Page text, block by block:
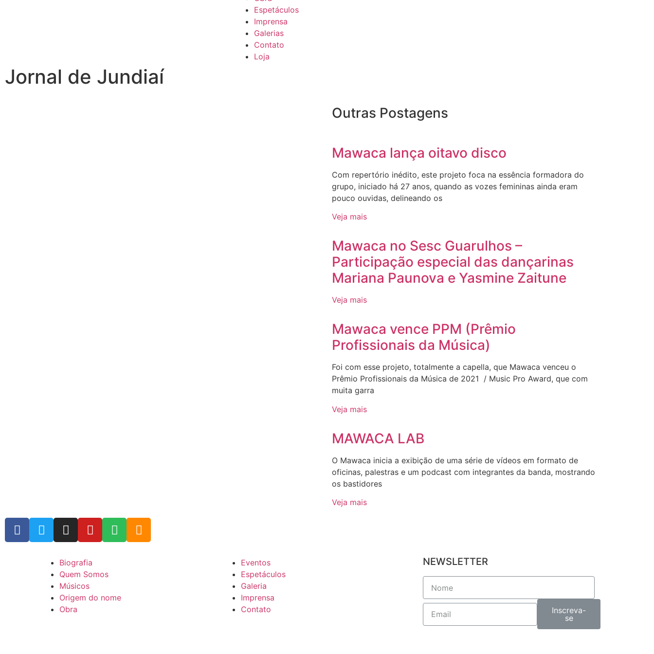
Espetáculos
Imprensa
Galerias
Contato
Loja
Jornal de Jundiaí
Outras Postagens
Mawaca lança oitavo disco
Com repertório inédito, este projeto foca na essência formadora do
grupo, iniciado há 27 anos, quando as vozes femininas ainda eram
pouco ouvidas, delineando os
Veja mais
Mawaca no Sesc Guarulhos –
Participação especial das dançarinas
Mariana Paunova e Yasmine Zaitune
Veja mais
Mawaca vence PPM (Prêmio
Profissionais da Música)
Foi com esse projeto, totalmente a capella, que Mawaca venceu o
Prêmio Profissionais da Música de 2021 / Music Pro Award, que com
muita garra
Veja mais
MAWACA LAB
O Mawaca inicia a exibição de uma série de vídeos em formato de
oficinas, palestras e um podcast com integrantes da banda, mostrando
os bastidores
Veja mais
Biografia
Quem Somos
Músicos
Origem do nome
Obra
Eventos
Espetáculos
Galeria
Imprensa
Contato
NEWSLETTER
Inscreva-
se